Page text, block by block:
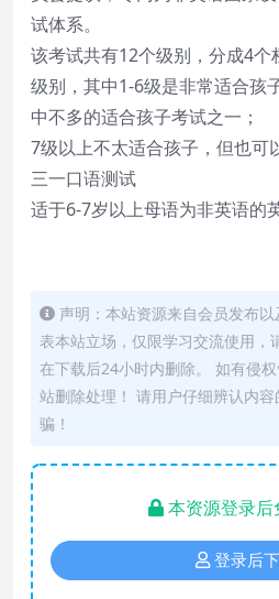
试体系。
该考试共有12个级别，分成4个
级别，其中1-6级是非常适合孩
中不多的适合孩子考试之一；
7级以上不太适合孩子，但也可
三一口语测试
适于6-7岁以上母语为非英语的
声明：本站资源来自会员发布
表本站立场，仅限学习交流使用，
在下载后24小时内删除。 如有侵
站删除处理！ 请用户仔细辨认内
骗！
本资源登录后
登录后